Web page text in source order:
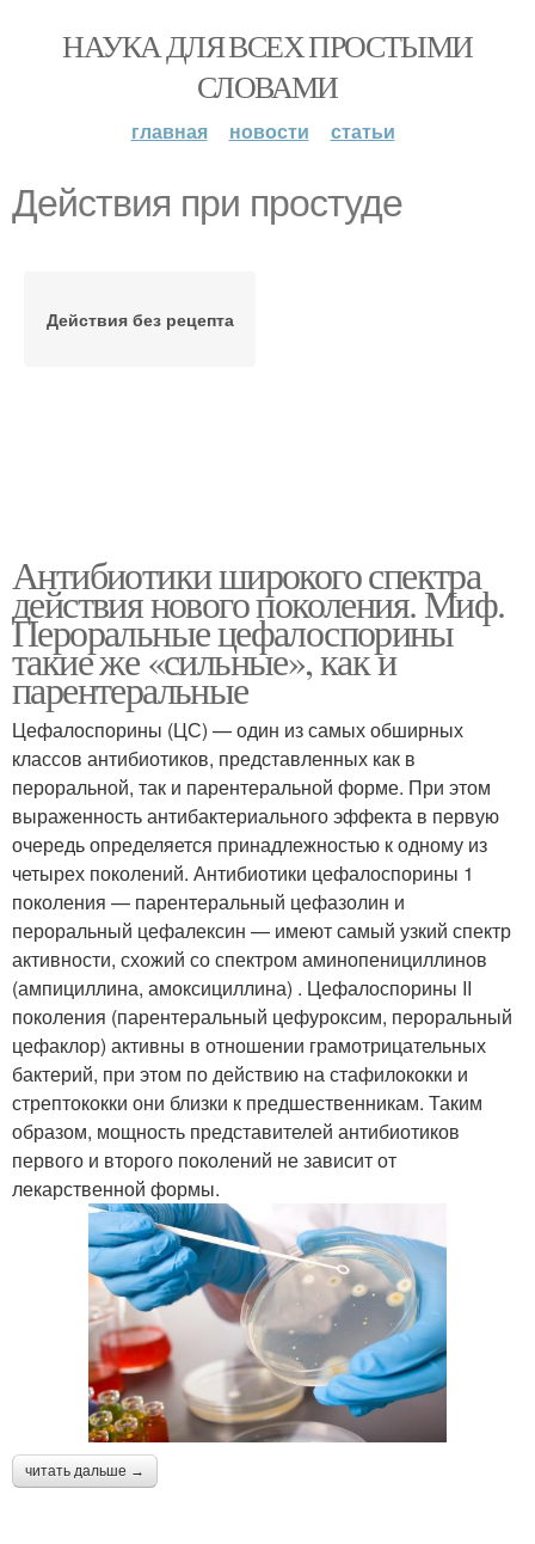
НАУКА ДЛЯ ВСЕХ ПРОСТЫМИ
СЛОВАМИ
главная новости статьи
Действия при простуде
Действия без рецепта
Антибиотики широкого спектра
действия нового поколения. Миф.
Пероральные цефалоспорины
такие же «сильные», как и
парентеральные
Цефалоспорины (ЦС) — один из самых обширных
классов антибиотиков, представленных как в
пероральной, так и парентеральной форме. При этом
выраженность антибактериального эффекта в первую
очередь определяется принадлежностью к одному из
четырех поколений. Антибиотики цефалоспорины 1
поколения — парентеральный цефазолин и
пероральный цефалексин — имеют самый узкий спектр
активности, схожий со спектром аминопенициллинов
(ампициллина, амоксициллина) . Цефалоспорины II
поколения (парентеральный цефуроксим, пероральный
цефаклор) активны в отношении грамотрицательных
бактерий, при этом по действию на стафилококки и
стрептококки они близки к предшественникам. Таким
образом, мощность представителей антибиотиков
первого и второго поколений не зависит от
лекарственной формы.
читать дальше →